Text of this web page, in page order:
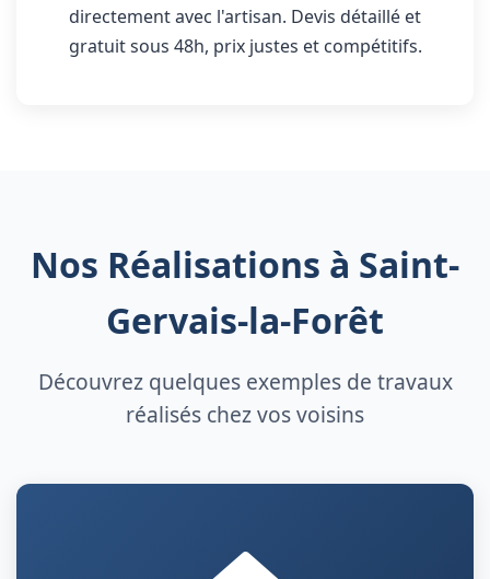
directement avec l'artisan. Devis détaillé et
gratuit sous 48h, prix justes et compétitifs.
Nos Réalisations à Saint-
Gervais-la-Forêt
Découvrez quelques exemples de travaux
réalisés chez vos voisins